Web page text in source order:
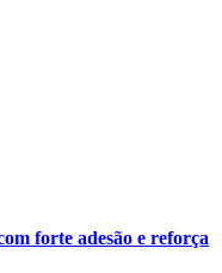
forte adesão e reforça